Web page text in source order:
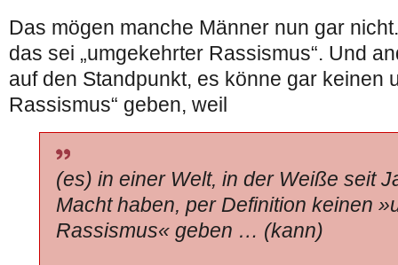
Das mögen manche Männer nun gar
das sei „umgekehrter Rassismus“. Und
auf den Standpunkt, es könne gar keinen
Rassismus“ geben, weil
(es) in einer Welt, in der Weiße seit
Macht haben, per Definition keinen
Rassismus« geben … (kann)